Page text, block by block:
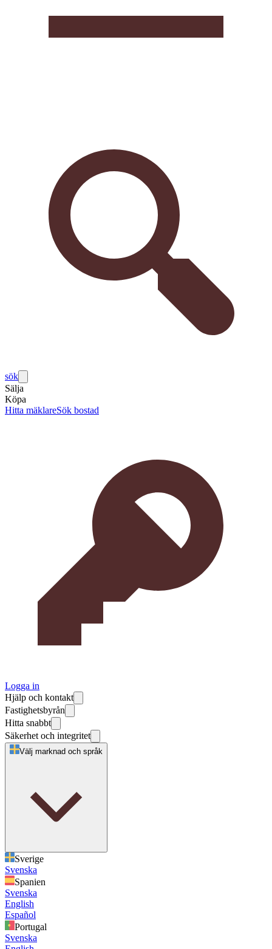
sök
Sälja
Köpa
Hitta mäklareSök bostad
Logga in
Hjälp och kontakt
Fastighetsbyrån
Hitta snabbt
Säkerhet och integritet
Välj marknad och språk
Sverige
Svenska
Spanien
Svenska
English
Español
Portugal
Svenska